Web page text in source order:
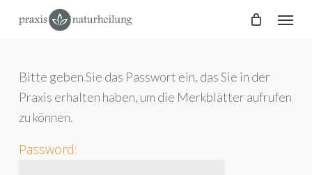
content
Menu
Bitte geben Sie das Passwort ein, das Sie in der
Praxis erhalten haben, um die Merkblätter aufrufen
zu können.
Password: